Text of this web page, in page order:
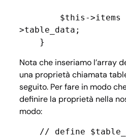
>table_data;
    }
Nota che inseriamo l’array
una proprietà chiamata
seguito. Per fare in modo
definire la proprietà nella
modo: